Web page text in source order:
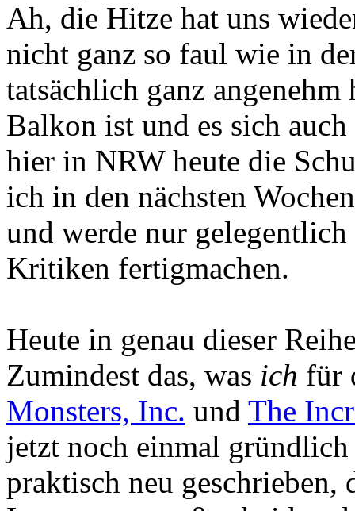
Ah, die Hitze hat uns
nicht ganz so faul wie in
tatsächlich ganz
Balkon ist und es sich
hier in NRW heute die
ich in den nächsten
und werde nur
Kritiken fertigmachen.
Heute in genau dieser
Zumindest das, was ich für
Monsters, Inc. und The
jetzt noch einmal
praktisch neu geschrieben,